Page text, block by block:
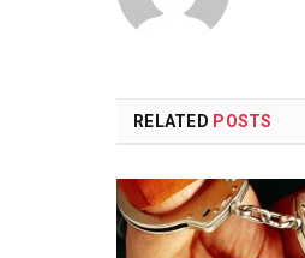
RELATED POSTS